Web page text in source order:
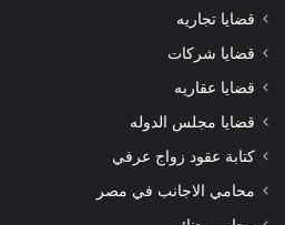
قضايا تجاريه
قضايا شركات
قضايا عقاريه
قضايا مجلس الدوله
كتابة عقود زواج عرفي
محامي الاجانب في مصر